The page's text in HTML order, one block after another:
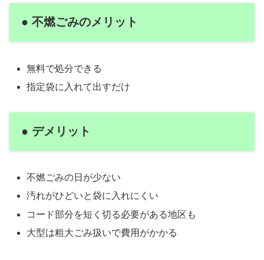
● 不燃ごみのメリット
無料で処分できる
指定袋に入れて出すだけ
● デメリット
不燃ごみの日が少ない
汚れがひどいと袋に入れにくい
コード部分を短く切る必要がある地区も
大型は粗大ごみ扱いで費用がかかる